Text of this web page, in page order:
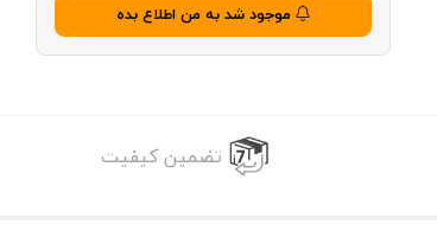
موجود شد به من اطلاع بده
تضمین کیفیت